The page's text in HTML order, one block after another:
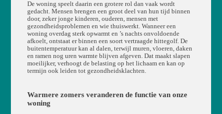
De woning speelt daarin een grotere rol dan vaak wordt
gedacht. Mensen brengen een groot deel van hun tijd binnen
door, zeker jonge kinderen, ouderen, mensen met
gezondheidsproblemen en wie thuiswerkt. Wanneer een
woning overdag sterk opwarmt en ’s nachts onvoldoende
afkoelt, ontstaat er binnen een soort vertraagde hittegolf. De
buitentemperatuur kan al dalen, terwijl muren, vloeren, daken
en ramen nog uren warmte blijven afgeven. Dat maakt slapen
moeilijker, verhoogt de belasting op het lichaam en kan op
termijn ook leiden tot gezondheidsklachten.
Warmere zomers veranderen de functie van onze
woning